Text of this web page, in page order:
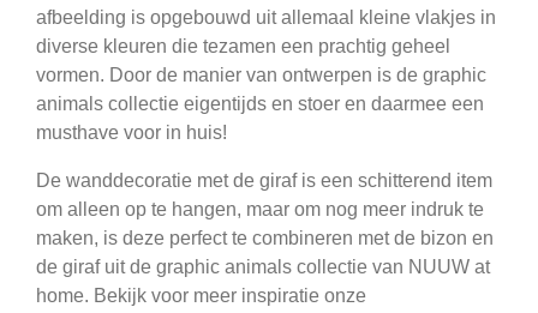
afbeelding is opgebouwd uit allemaal kleine vlakjes in
diverse kleuren die tezamen een prachtig geheel
vormen. Door de manier van ontwerpen is de graphic
animals collectie eigentijds en stoer en daarmee een
musthave voor in huis!
De wanddecoratie met de giraf is een schitterend item
om alleen op te hangen, maar om nog meer indruk te
maken, is deze perfect te combineren met de bizon en
de giraf uit de graphic animals collectie van NUUW at
home. Bekijk voor meer inspiratie onze